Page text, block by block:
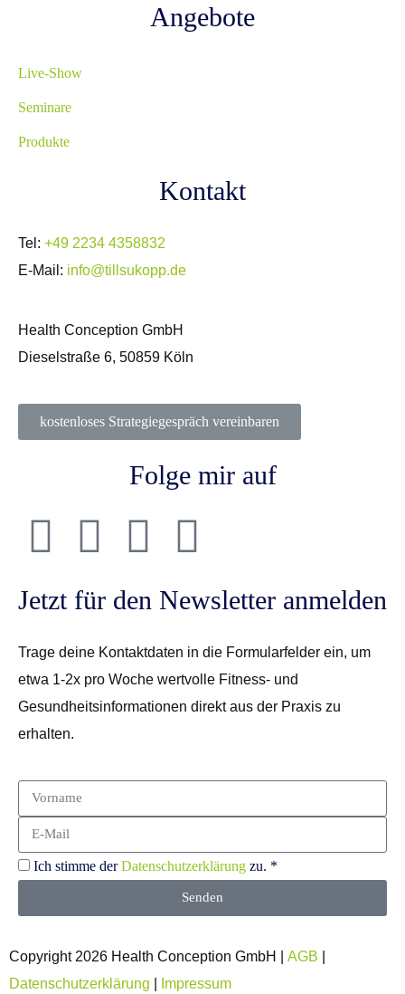
Angebote
Live-Show
Seminare
Produkte
Kontakt
Tel: +49 2234 4358832
E-Mail: info@tillsukopp.de
Health Conception GmbH
Dieselstraße 6, 50859 Köln
kostenloses Strategiegespräch vereinbaren
Folge mir auf
Jetzt für den Newsletter anmelden
Trage deine Kontaktdaten in die Formularfelder ein, um
etwa 1-2x pro Woche wertvolle Fitness- und
Gesundheitsinformationen direkt aus der Praxis zu
erhalten.
Ich stimme derDatenschutzerklärung zu. *
Senden
Copyright 2026 Health Conception GmbH | AGB
Datenschutzerklärung
Impressum